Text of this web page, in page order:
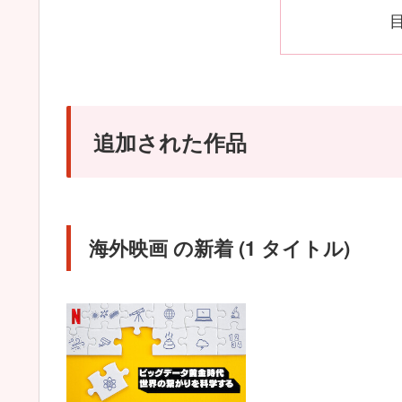
追加された作品
海外映画 の新着 (1 タイトル)